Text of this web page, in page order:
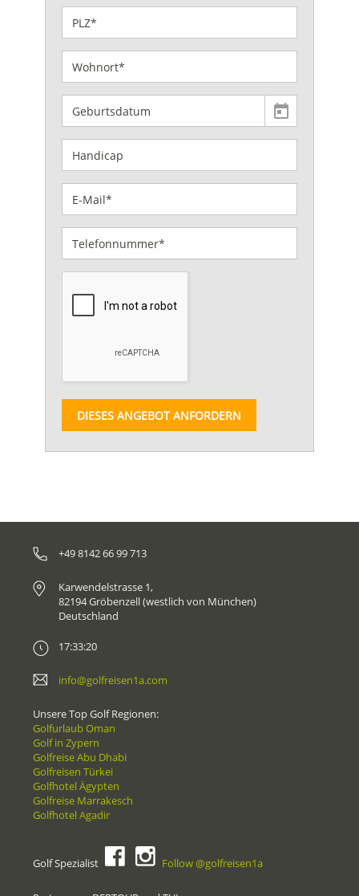
DIESES ANGEBOT ANFORDERN
+49 8142 66 99 713
Karwendelstrasse 1,
82194 Gröbenzell (westlich von München)
Deutschland
17:33:20
info@golfreisen1a.com
Unsere Top Golf Regionen:
Golfurlaub Oman
Golf in Zypern
Golfreise Abu Dhabi
Golfreisen Türkei
Golfhotel Ägypten
Golfreise Marrakesch
Golfhotel Agadir
Golf Spezialist Follow @golfreisen1a